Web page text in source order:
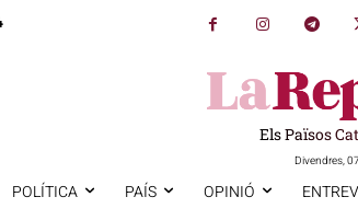
Els Països
Divendres,
POLÍTICA PAÍS OPINIÓ